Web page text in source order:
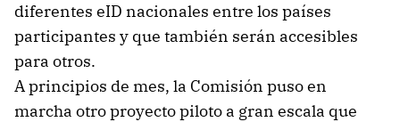
diferentes eID nacionales entre los países
participantes y que también serán accesibles
para otros.
A principios de mes, la Comisión puso en
marcha otro proyecto piloto a gran escala que